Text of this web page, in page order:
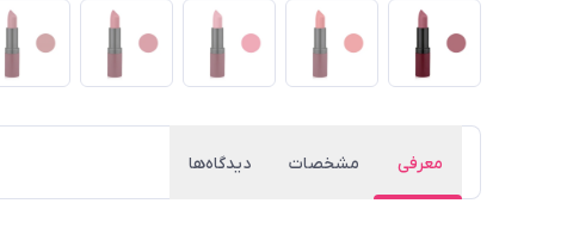
معرفی مشخصات دیدگاه‌ها